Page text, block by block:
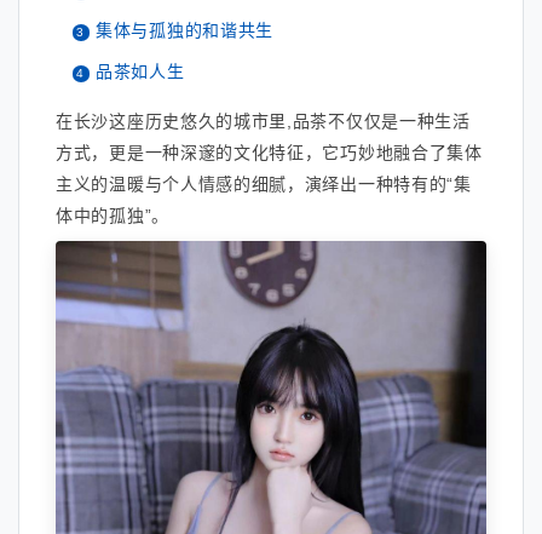
集体与孤独的和谐共生
品茶如人生
在长沙这座历史悠久的城市里,品茶不仅仅是一种生活
方式，更是一种深邃的文化特征，它巧妙地融合了集体
主义的温暖与个人情感的细腻，演绎出一种特有的“集
体中的孤独”。